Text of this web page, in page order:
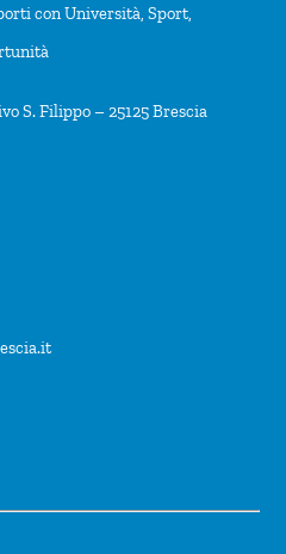
con Università, Sport,
S. Filippo – 25125 Brescia